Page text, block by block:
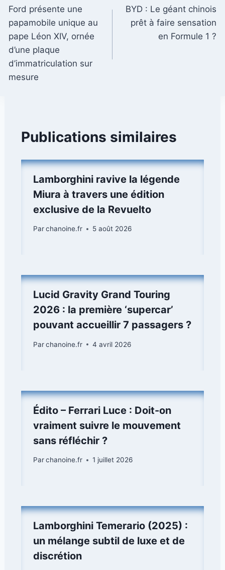
de
l’article
Ford présente une
papamobile unique au
pape Léon XIV, ornée
d’une plaque
d’immatriculation sur
mesure
BYD : Le géant chinois
prêt à faire sensation
en Formule 1 ?
Publications similaires
Lamborghini ravive la légende
Miura à travers une édition
exclusive de la Revuelto
Parchanoine.fr 5 août 2026
Lucid Gravity Grand Touring
2026 : la première ‘supercar’
pouvant accueillir 7 passagers ?
Parchanoine.fr 4 avril 2026
Édito – Ferrari Luce : Doit-on
vraiment suivre le mouvement
sans réfléchir ?
Parchanoine.fr 1 juillet 2026
Lamborghini Temerario (2025) :
un mélange subtil de luxe et de
discrétion